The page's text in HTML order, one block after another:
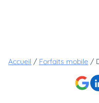
Accueil / Forfaits mobile /